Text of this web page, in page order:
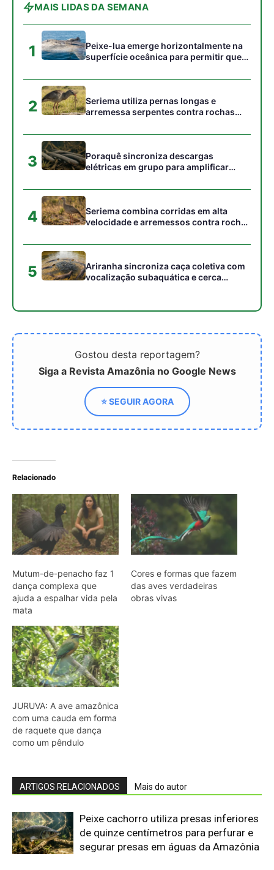
MAIS LIDAS DA SEMANA
1
Peixe-lua emerge horizontalmente na
superfície oceânica para permitir que
acumulados em sua pele
2
Seriema utiliza pernas longas e
arremessa serpentes contra rochas
campos
3
Poraquê sincroniza descargas
elétricas em grupo para amplificar
peixes maiores na Amazônia
4
Seriema combina corridas em alta
velocidade e arremessos contra rochas
no cerrado
5
Ariranha sincroniza caça coletiva com
vocalização subaquática e cerca
Gostou desta reportagem?
Siga a Revista Amazônia no Google News
⭐ SEGUIR AGORA
Relacionado
Mutum-de-penacho faz 1
dança complexa que
ajuda a espalhar vida pela
mata
Cores e formas que fazem
das aves verdadeiras
obras vivas
JURUVA: A ave amazônica
com uma cauda em forma
de raquete que dança
como um pêndulo
ARTIGOS RELACIONADOS Mais do autor
Peixe cachorro utiliza presas inferiores
de quinze centímetros para perfurar e
segurar presas em águas da Amazônia